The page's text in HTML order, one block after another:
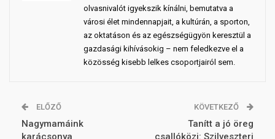
olvasnivalót igyekszik kínálni, bemutatva a
városi élet mindennapjait, a kultúrán, a sporton,
az oktatáson és az egészségügyön keresztül a
gazdasági kihívásokig – nem feledkezve el a
közösség kisebb lelkes csoportjairól sem.
ELŐZŐ
Nagymamáink
karácsonya
KÖVETKEZŐ
Tanítt a jó öreg
csallóközi: Szilveszteri